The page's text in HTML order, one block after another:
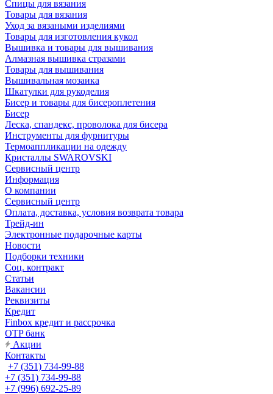
Спицы для вязания
Товары для вязания
Уход за вязаными изделиями
Товары для изготовления кукол
Вышивка и товары для вышивания
Алмазная вышивка стразами
Товары для вышивания
Вышивальная мозаика
Шкатулки для рукоделия
Бисер и товары для бисероплетения
Бисер
Леска, спандекс, проволока для бисера
Инструменты для фурнитуры
Термоаппликации на одежду
Кристаллы SWAROVSKI
Сервисный центр
Информация
О компании
Сервисный центр
Оплата, доставка, условия возврата товара
Трейд-ин
Электронные подарочные карты
Новости
Подборки техники
Соц. контракт
Статьи
Вакансии
Реквизиты
Кредит
Finbox кредит и рассрочка
OTP банк
Акции
Контакты
+7 (351) 734-99-88
+7 (351) 734-99-88
+7 (996) 692-25-89